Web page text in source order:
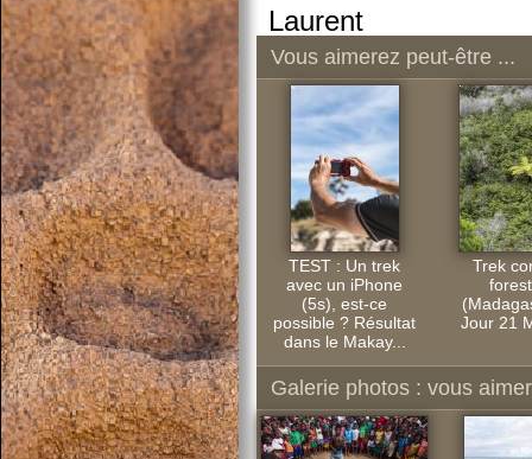
Laurent
Vous aimerez peut-être ...
TEST : Un trek
avec un iPhone
(5s), est-ce
possible ? Résultat
dans le Makay...
Trek
Jour 21
Galerie photos : vous